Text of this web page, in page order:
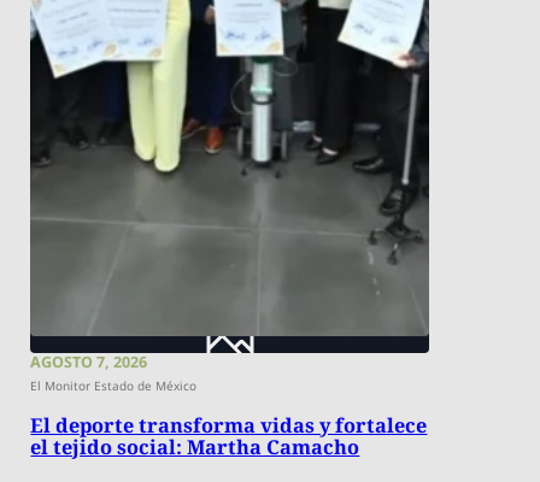
AGOSTO 7, 2026
El Monitor Estado de México
El deporte transforma vidas y fortalece
el tejido social: Martha Camacho